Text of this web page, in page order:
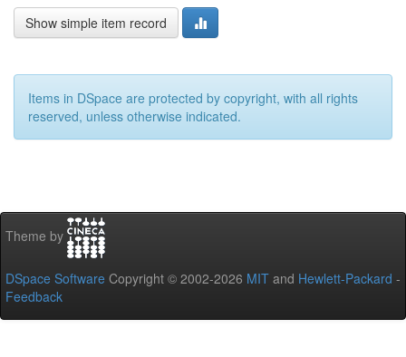
Show simple item record
Items in DSpace are protected by copyright, with all rights
reserved, unless otherwise indicated.
Theme by
DSpace Software Copyright © 2002-2026 MIT and Hewlett-Packard -
Feedback